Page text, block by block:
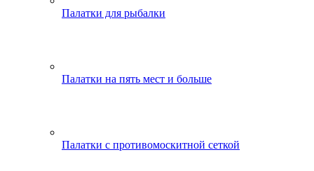
Палатки для рыбалки
Палатки на пять мест и больше
Палатки с противомоскитной сеткой